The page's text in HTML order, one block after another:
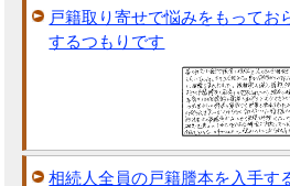
戸籍取り寄せで悩みをもってお
するつもりです
相続人全員の戸籍謄本を入手す